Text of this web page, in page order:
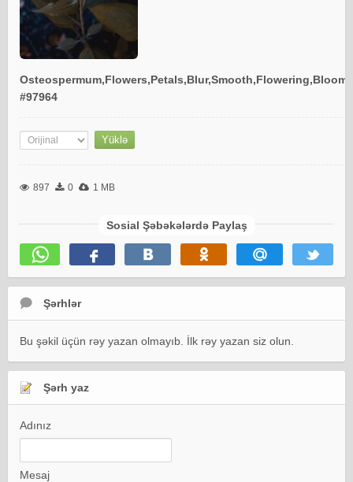
Osteospermum,Flowers,Petals,Blur,Smooth,Flowering,Bloom
#97964
897 0 1 MB
Sosial Şəbəkələrdə Paylaş
Şərhlər
Bu şəkil üçün rəy yazan olmayıb. İlk rəy yazan siz olun.
Şərh yaz
Adınız
Mesaj